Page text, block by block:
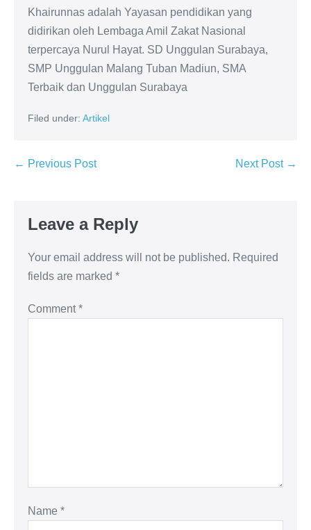
Khairunnas adalah Yayasan pendidikan yang
didirikan oleh Lembaga Amil Zakat Nasional
terpercaya Nurul Hayat. SD Unggulan Surabaya,
SMP Unggulan Malang Tuban Madiun, SMA
Terbaik dan Unggulan Surabaya
Filed under: Artikel
← Previous Post Next Post →
Leave a Reply
Your email address will not be published. Required
fields are marked *
Comment*
Name *